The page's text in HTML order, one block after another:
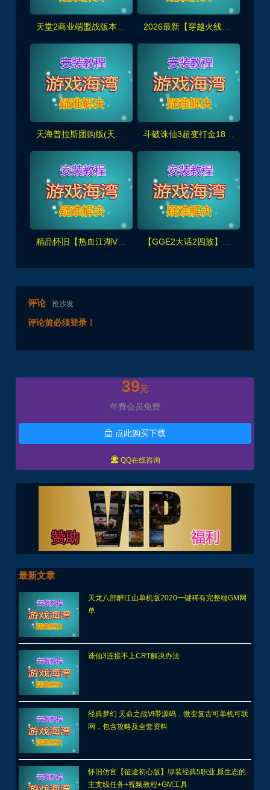
2026最新【穿越火线CF2.0】一键端,修复各种错误，全道具可买100%汉化+GM工具
精品怀旧【热血江湖V2.0任务端】百宝阁无限元宝时装披风送+GM工具+支持多开+宝宝挂
评论 抢沙发
评论前必须登录！
39元
年费会员免费
 点此购买下载
 QQ在线咨询
最新文章
天龙八部醉江山单机版2020一键稀有完整端GM网
单
诛仙3连接不上CRT解决办法
经典梦幻 天命之战Ⅵ带源码，微变复古可单机可联
网，包含攻略及全套资料
怀旧仿官【征途初心版】绿装经典5职业,原生态的
主支线任务+视频教程+GM工具